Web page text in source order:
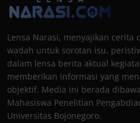
Lensa Narasi, menyajikan cerita
wadah untuk sorotan isu,
dalam lensa berita aktual
memberikan informasi yang
objektif. Media ini berada
Mahasiswa Penelitian
Universitas Bojonegoro.